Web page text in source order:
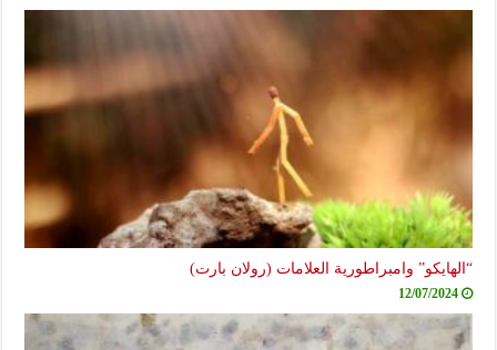
“الهايكو” وامبراطورية العلامات (رولان بارت)
12/07/2024